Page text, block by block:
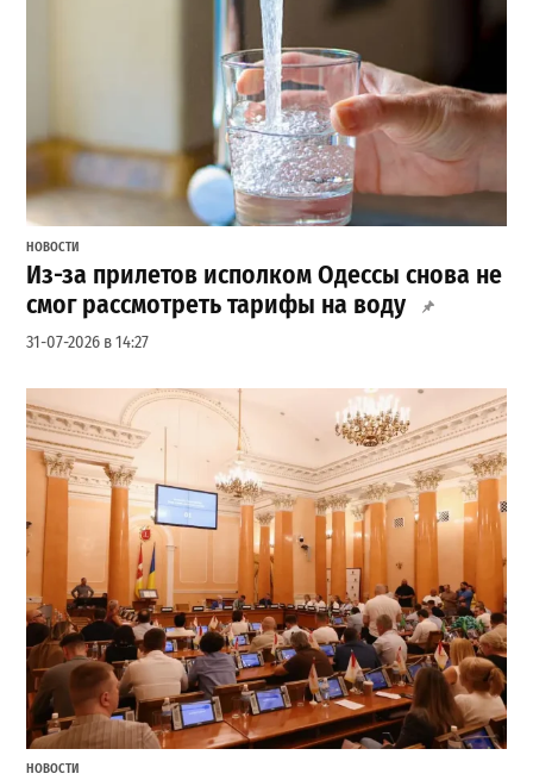
НОВОСТИ
Из-за прилетов исполком Одессы снова не
смог рассмотреть тарифы на воду
31-07-2026 в 14:27
НОВОСТИ